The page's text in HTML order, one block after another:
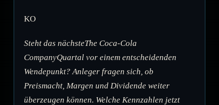
KO
Steht das nächsteThe Coca-Cola
CompanyQuartal vor einem entscheidenden
Wendepunkt? Anleger fragen sich, ob
Preismacht, Margen und Dividende weiter
überzeugen können. Welche Kennzahlen jetzt